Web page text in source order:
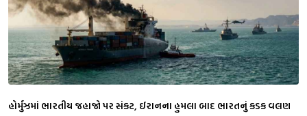
​હોર્મુઝમાં ભારતીય જહાજો પર સંકટ, ઈરાનના હુમલા બાદ ભારતનું કડક વલણ